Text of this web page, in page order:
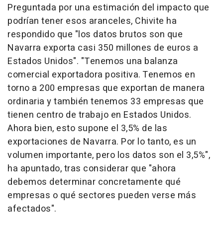
Preguntada por una estimación del impacto que
podrían tener esos aranceles, Chivite ha
respondido que "los datos brutos son que
Navarra exporta casi 350 millones de euros a
Estados Unidos". "Tenemos una balanza
comercial exportadora positiva. Tenemos en
torno a 200 empresas que exportan de manera
ordinaria y también tenemos 33 empresas que
tienen centro de trabajo en Estados Unidos.
Ahora bien, esto supone el 3,5% de las
exportaciones de Navarra. Por lo tanto, es un
volumen importante, pero los datos son el 3,5%",
ha apuntado, tras considerar que "ahora
debemos determinar concretamente qué
empresas o qué sectores pueden verse más
afectados".